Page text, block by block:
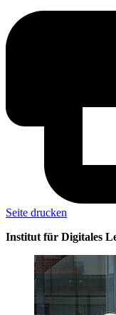
Seite drucken
Institut für Digitales